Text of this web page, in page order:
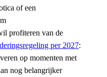
of een
profiteren van de
per 2027:
op momenten met
nog belangrijker